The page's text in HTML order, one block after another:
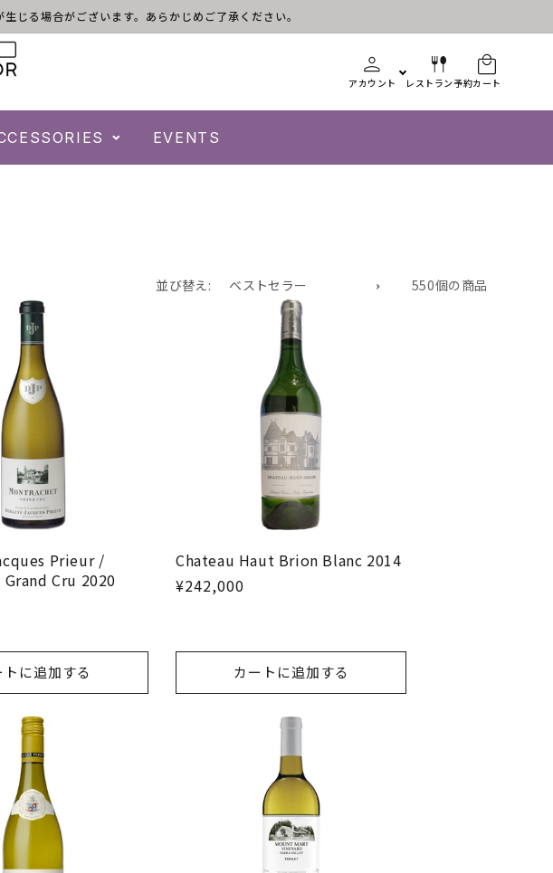
る場合がございます。あらかじめご了承ください。
アカウント レストラン予約カート
EVENTS
並び替え: 550個の商品
Prieur /
Cru 2020
トに追加する
Chateau Haut Brion Blanc 2014
¥242,000
カートに追加する